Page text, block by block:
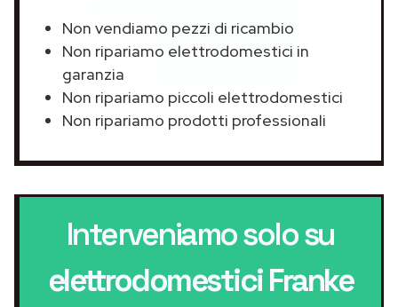
Non vendiamo pezzi di ricambio
Non ripariamo elettrodomestici in
garanzia
Non ripariamo piccoli elettrodomestici
Non ripariamo prodotti professionali
Interveniamo solo su
elettrodomestici Franke